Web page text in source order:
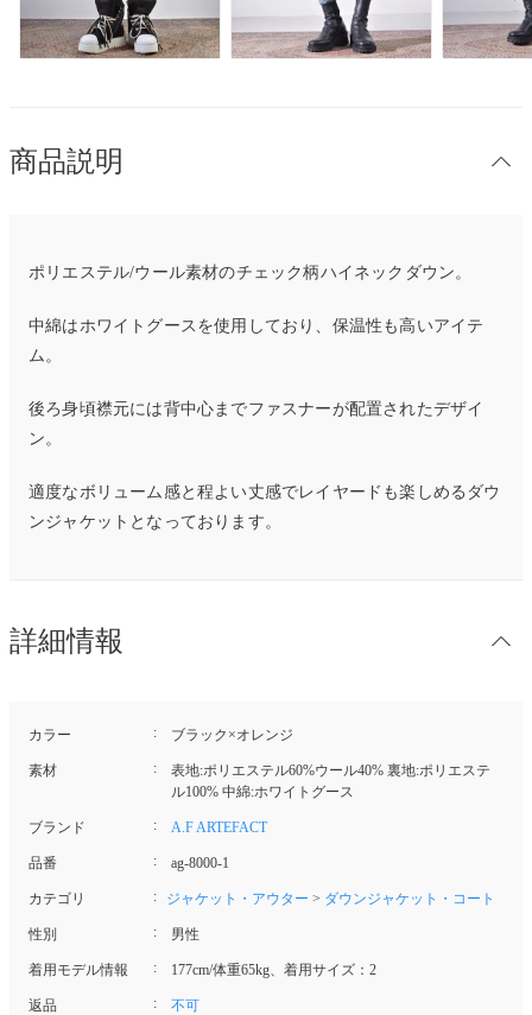
商品説明
ポリエステル/ウール素材のチェック柄ハイネックダウン。
中綿はホワイトグースを使用しており、保温性も高いアイテ
ム。
後ろ身頃襟元には背中心までファスナーが配置されたデザイ
ン。
適度なボリューム感と程よい丈感でレイヤードも楽しめるダウ
ンジャケットとなっております。
詳細情報
カラー ブラック×オレンジ
素材
表地:ポリエステル60%ウール40% 裏地:ポリエステ
ル100% 中綿:ホワイトグース
ブランド A.F ARTEFACT
品番 ag-8000-1
カテゴリ ジャケット・アウター > ダウンジャケット・コート
性別 男性
着用モデル情報 177cm/体重65kg、着用サイズ：2
返品 不可